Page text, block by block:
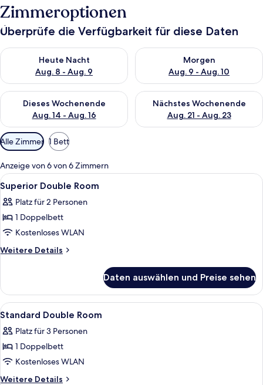
Zimmeroptionen
Überprüfe die Verfügbarkeit für diese Daten
Heute Nacht
Aug. 8 - Aug. 9
Überprüfe die Verfügbarkeit für heute Nacht, Aug. 8 - Aug. 9.
Morgen
Aug. 9 - Aug. 10
Überprüfe die Verfügbarkeit
Dieses Wochenende
Aug. 14 - Aug. 16
Überprüfe die Verfügbarkeit für dieses Wochenende, Aug. 14
Nächstes Wochenende
Aug. 21 - Aug. 23
Überprüfe die Verfügbarkeit
Verfügbare
Filter
für
Zimmer
Alle Zimmer 1 Bett
Anzeige von 6 von 6 Zimmern
Alle
Fotos
für
Superior
Double
Room
Ein Hotelzimmer mit Bett, zwei
5
Superior Double Room
Platz für 2 Personen
1 Doppelbett
Kostenloses WLAN
Weitere Details
Weitere
Double
Room
Daten auswählen und Preise sehen
Alle
Fotos
für
Standard
Double
Room
Ein Hotelzimmer mit zwei Betten,
5
Standard Double Room
Platz für 3 Personen
1 Doppelbett
Kostenloses WLAN
Weitere Details
Weitere